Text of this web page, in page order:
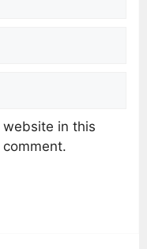
website in this